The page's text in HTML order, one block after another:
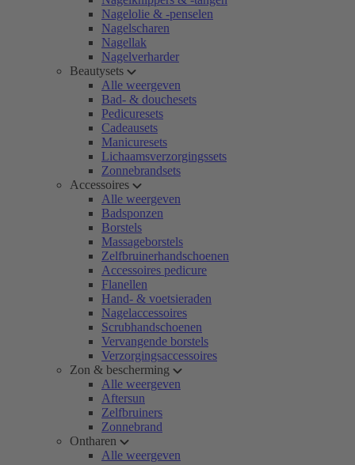
Nagelolie & -penselen
Nagelscharen
Nagellak
Nagelverharder
Beautysets
Alle weergeven
Bad- & douchesets
Pedicuresets
Cadeausets
Manicuresets
Lichaamsverzorgingssets
Zonnebrandsets
Accessoires
Alle weergeven
Badsponzen
Borstels
Massageborstels
Zelfbruinerhandschoenen
Accessoires pedicure
Flanellen
Hand- & voetsieraden
Nagelaccessoires
Scrubhandschoenen
Vervangende borstels
Verzorgingsaccessoires
Zon & bescherming
Alle weergeven
Aftersun
Zelfbruiners
Zonnebrand
Ontharen
Alle weergeven